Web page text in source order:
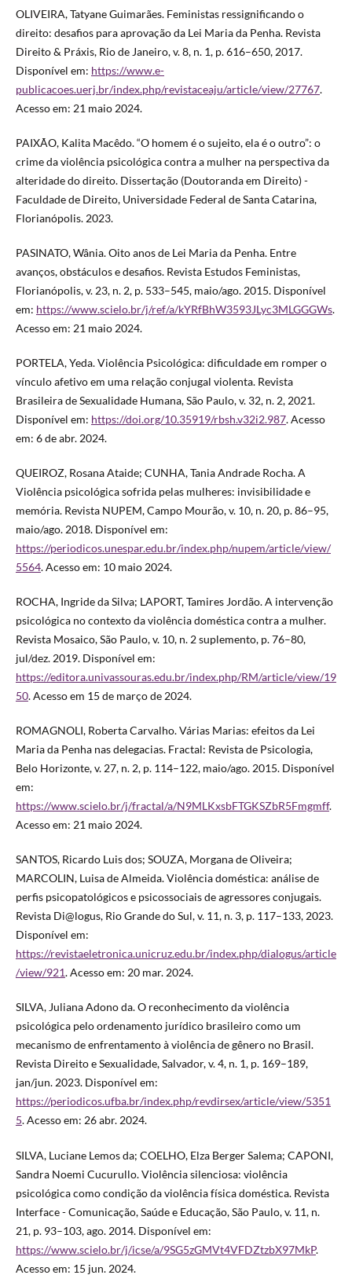
OLIVEIRA, Tatyane Guimarães. Feministas ressignificando o
direito: desafios para aprovação da Lei Maria da Penha. Revista
Direito & Práxis, Rio de Janeiro, v. 8, n. 1, p. 616–650, 2017.
Disponível em: https://www.e-
publicacoes.uerj.br/index.php/revistaceaju/article/view/27767.
Acesso em: 21 maio 2024.
PAIXÃO, Kalita Macêdo. “O homem é o sujeito, ela é o outro”: o
crime da violência psicológica contra a mulher na perspectiva da
alteridade do direito. Dissertação (Doutoranda em Direito) -
Faculdade de Direito, Universidade Federal de Santa Catarina,
Florianópolis. 2023.
PASINATO, Wânia. Oito anos de Lei Maria da Penha. Entre
avanços, obstáculos e desafios. Revista Estudos Feministas,
Florianópolis, v. 23, n. 2, p. 533–545, maio/ago. 2015. Disponível
em: https://www.scielo.br/j/ref/a/kYRfBhW3593JLyc3MLGGGWs.
Acesso em: 21 maio 2024.
PORTELA, Yeda. Violência Psicológica: dificuldade em romper o
vínculo afetivo em uma relação conjugal violenta. Revista
Brasileira de Sexualidade Humana, São Paulo, v. 32, n. 2, 2021.
Disponível em: https://doi.org/10.35919/rbsh.v32i2.987. Acesso
em: 6 de abr. 2024.
QUEIROZ, Rosana Ataide; CUNHA, Tania Andrade Rocha. A
Violência psicológica sofrida pelas mulheres: invisibilidade e
memória. Revista NUPEM, Campo Mourão, v. 10, n. 20, p. 86–95,
maio/ago. 2018. Disponível em:
https://periodicos.unespar.edu.br/index.php/nupem/article/view/
5564. Acesso em: 10 maio 2024.
ROCHA, Ingride da Silva; LAPORT, Tamires Jordão. A intervenção
psicológica no contexto da violência doméstica contra a mulher.
Revista Mosaico, São Paulo, v. 10, n. 2 suplemento, p. 76–80,
jul/dez. 2019. Disponível em:
https://editora.univassouras.edu.br/index.php/RM/article/view/19
50. Acesso em 15 de março de 2024.
ROMAGNOLI, Roberta Carvalho. Várias Marias: efeitos da Lei
Maria da Penha nas delegacias. Fractal: Revista de Psicologia,
Belo Horizonte, v. 27, n. 2, p. 114–122, maio/ago. 2015. Disponível
em:
https://www.scielo.br/j/fractal/a/N9MLKxsbFTGKSZbR5Fmgmff.
Acesso em: 21 maio 2024.
SANTOS, Ricardo Luis dos; SOUZA, Morgana de Oliveira;
MARCOLIN, Luisa de Almeida. Violência doméstica: análise de
perfis psicopatológicos e psicossociais de agressores conjugais.
Revista Di@logus, Rio Grande do Sul, v. 11, n. 3, p. 117–133, 2023.
Disponível em:
https://revistaeletronica.unicruz.edu.br/index.php/dialogus/article
/view/921. Acesso em: 20 mar. 2024.
SILVA, Juliana Adono da. O reconhecimento da violência
psicológica pelo ordenamento jurídico brasileiro como um
mecanismo de enfrentamento à violência de gênero no Brasil.
Revista Direito e Sexualidade, Salvador, v. 4, n. 1, p. 169–189,
jan/jun. 2023. Disponível em:
https://periodicos.ufba.br/index.php/revdirsex/article/view/5351
5. Acesso em: 26 abr. 2024.
SILVA, Luciane Lemos da; COELHO, Elza Berger Salema; CAPONI,
Sandra Noemi Cucurullo. Violência silenciosa: violência
psicológica como condição da violência física doméstica. Revista
Interface - Comunicação, Saúde e Educação, São Paulo, v. 11, n.
21, p. 93–103, ago. 2014. Disponível em:
https://www.scielo.br/j/icse/a/9SG5zGMVt4VFDZtzbX97MkP.
Acesso em: 15 jun. 2024.